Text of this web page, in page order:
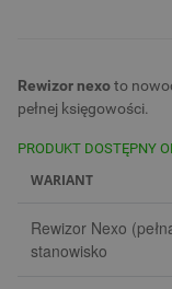
Rewizor nexoto
pełnej księgowości.
PRODUKT DOSTĘPNY
WARIANT
Rewizor Nexo
stanowisko